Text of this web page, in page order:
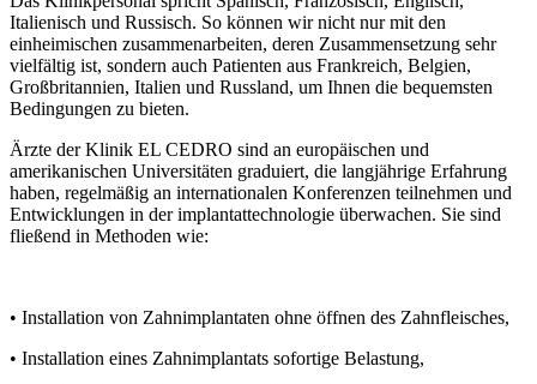
Italienisch und Russisch. So können wir nicht nur mit den
einheimischen zusammenarbeiten, deren Zusammensetzung sehr
vielfältig ist, sondern auch Patienten aus Frankreich, Belgien,
Großbritannien, Italien und Russland, um Ihnen die bequemsten
Bedingungen zu bieten.
Ärzte der Klinik EL CEDRO sind an europäischen und
amerikanischen Universitäten graduiert, die langjährige Erfahrung
haben, regelmäßig an internationalen Konferenzen teilnehmen und
Entwicklungen in der implantattechnologie überwachen. Sie sind
fließend in Methoden wie:
• Installation von Zahnimplantaten ohne öffnen des Zahnfleisches,
• Installation eines Zahnimplantats sofortige Belastung,